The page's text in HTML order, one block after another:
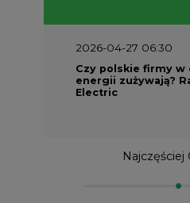
2026-04-27 06:30
Czy polskie firmy w
energii zużywają?
Electric
Najczęściej